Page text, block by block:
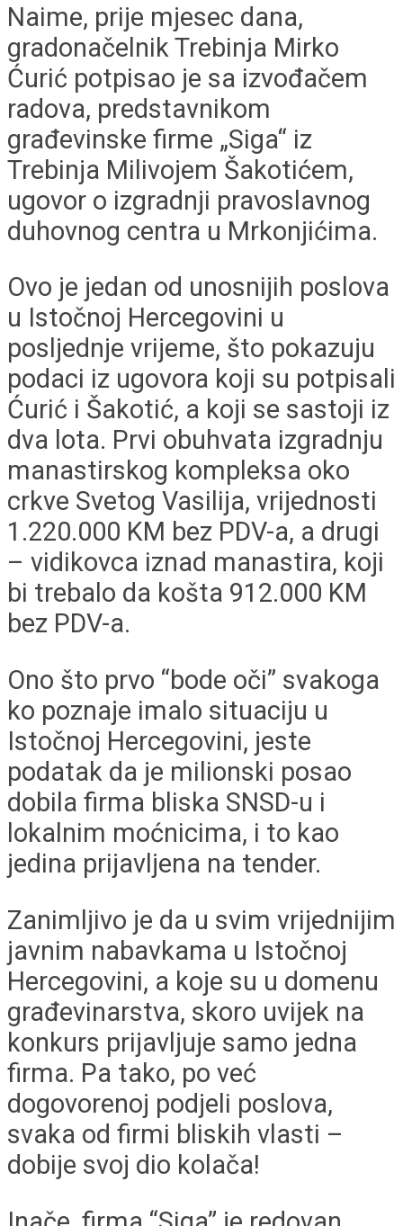
Naime, prije mjesec dana,
gradonačelnik Trebinja Mirko
Ćurić potpisao je sa izvođačem
radova, predstavnikom
građevinske firme „Siga“ iz
Trebinja Milivojem Šakotićem,
ugovor o izgradnji pravoslavnog
duhovnog centra u Mrkonjićima.
Ovo je jedan od unosnijih poslova
u Istočnoj Hercegovini u
posljednje vrijeme, što pokazuju
podaci iz ugovora koji su potpisali
Ćurić i Šakotić, a koji se sastoji iz
dva lota. Prvi obuhvata izgradnju
manastirskog kompleksa oko
crkve Svetog Vasilija, vrijednosti
1.220.000 KM bez PDV-a, a drugi
– vidikovca iznad manastira, koji
bi trebalo da košta 912.000 KM
bez PDV-a.
Ono što prvo “bode oči” svakoga
ko poznaje imalo situaciju u
Istočnoj Hercegovini, jeste
podatak da je milionski posao
dobila firma bliska SNSD-u i
lokalnim moćnicima, i to kao
jedina prijavljena na tender.
Zanimljivo je da u svim vrijednijim
javnim nabavkama u Istočnoj
Hercegovini, a koje su u domenu
građevinarstva, skoro uvijek na
konkurs prijavljuje samo jedna
firma. Pa tako, po već
dogovorenoj podjeli poslova,
svaka od firmi bliskih vlasti –
dobije svoj dio kolača!